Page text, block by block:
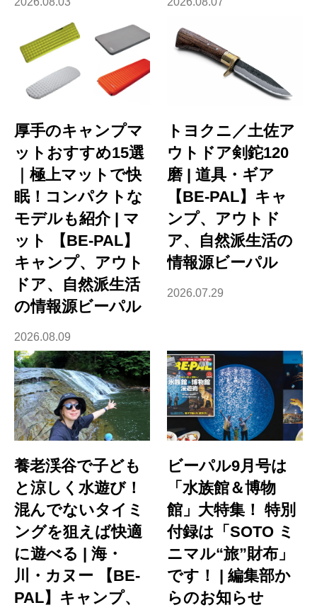
厚手のキャンプマ
ットおすすめ15選
｜極上マットで快
眠！コンパクトな
モデルも紹介 | マ
ット 【BE-PAL】
キャンプ、アウト
ドア、自然派生活
の情報源ビーパル
2026.08.09
トヨクニ／土佐ア
ウトドア剣鉈120
磨 | 道具・ギア
【BE-PAL】キャ
ンプ、アウトド
ア、自然派生活の
情報源ビーパル
2026.07.29
養老渓谷で子ども
と涼しく水遊び！
混んでないタイミ
ングを狙えば快適
に遊べる | 海・
川・カヌー 【BE-
PAL】キャンプ、
ビーパル9月号は
「水族館＆博物
館」大特集！ 特別
付録は「SOTO ミ
ニマル“旅”財布」
です！ | 編集部か
らのお知らせ